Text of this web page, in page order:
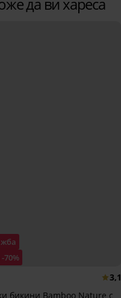
да ви хареса
70%
3,1
бикини Bamboo Nature с